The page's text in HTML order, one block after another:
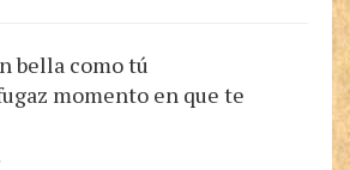
bella como tú
momento en que te